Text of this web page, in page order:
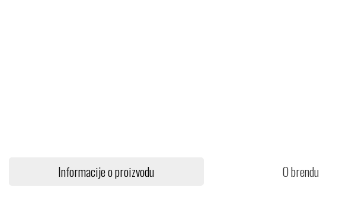
Informacije o proizvodu O brendu